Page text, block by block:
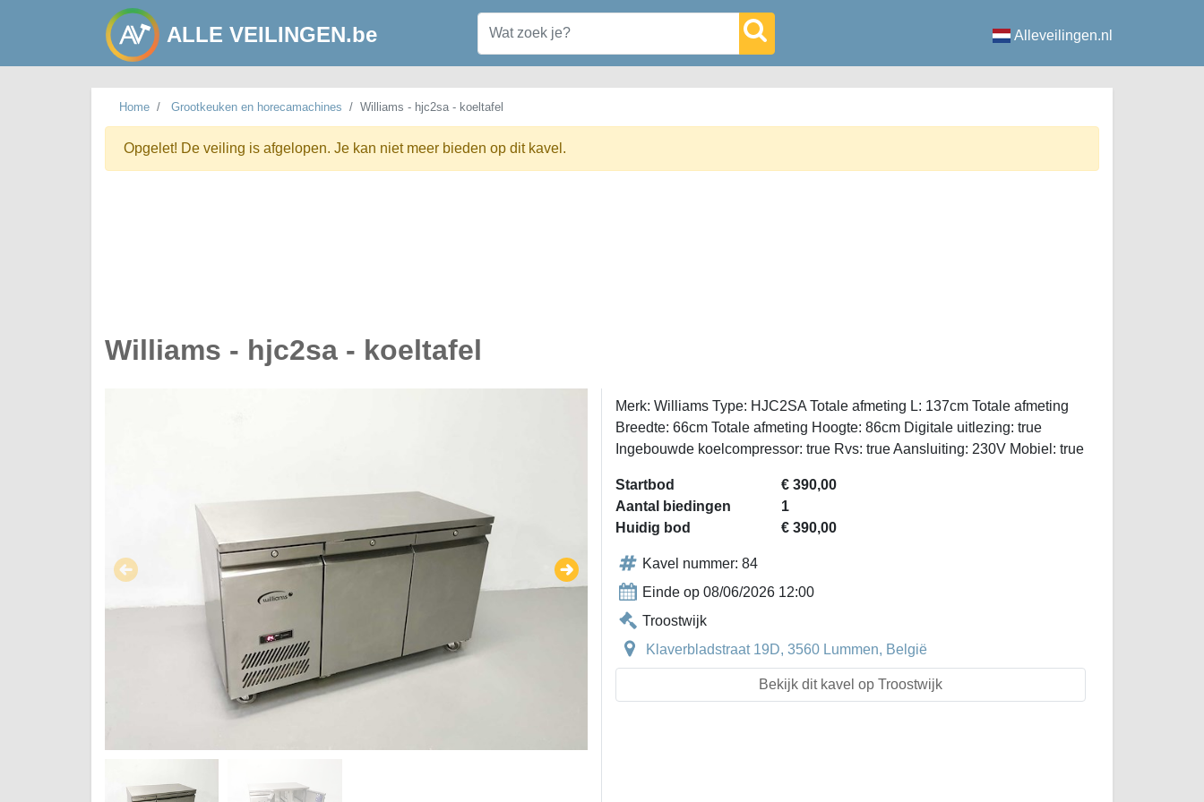
ALLE VEILINGEN.be Alleveilingen.nl
Home Grootkeuken en horecamachines Williams - hjc2sa - koeltafel
Opgelet! De veiling is afgelopen. Je kan niet meer bieden op dit kavel.
Williams - hjc2sa - koeltafel
Merk: Williams Type: HJC2SA Totale afmeting L: 137cm Totale afmeting
Breedte: 66cm Totale afmeting Hoogte: 86cm Digitale uitlezing: true
Ingebouwde koelcompressor: true Rvs: true Aansluiting: 230V Mobiel: true
Startbod
€ 390,00
Aantal biedingen
1
Huidig bod
€ 390,00
Kavel nummer: 84
Einde op 08/06/2026 12:00
Troostwijk
Klaverbladstraat 19D, 3560 Lummen, België
Bekijk dit kavel op Troostwijk